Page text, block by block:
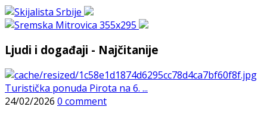
Ljudi i događaji - Najčitanije
Turistička ponuda Pirota na 6. ...
24/02/2026 0 comment